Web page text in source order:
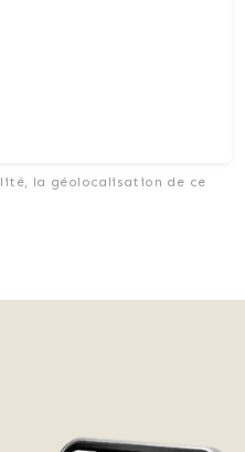
la géolocalisation de ce